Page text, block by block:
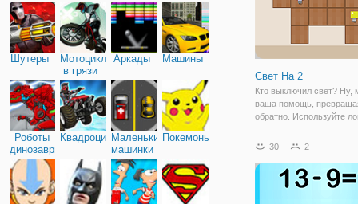
Шутеры
Мотоциклы
в грязи
Аркады Машины
Роботы
динозавры
КвадроциклыМаленькие
машинки
Покемоны
Свет На 2
Кто выключил свет? Ну,
ваша помощь,
обратно. Используйте
с различными
завершить эту сложную
головоломку?
30 2